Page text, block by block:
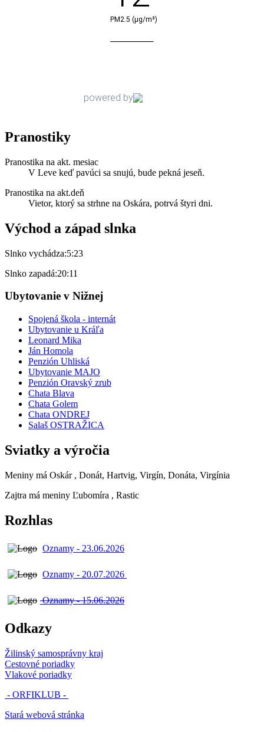
Pranostiky
Pranostika na akt. mesiac
V Leve keď pavúci sa snujú, bude pekná jeseň.
Pranostika na akt.deň
Vietor, ktorý sa strhne na Oskára, potrvá štyri dni.
Východ a západ slnka
Slnko vychádza:5:23
Slnko zapadá:20:11
Ubytovanie v Nižnej
Spojená škola - internát
Ubytovanie u Kráľa
Leonard Mika
Ján Homola
Penzión Uhliská
Ubytovanie MAJO
Penzión Oravský zrub
Chata Blava
Chata Golem
Chata ONDREJ
Salaš OSTRAŽICA
Sviatky a výročia
Meniny má Oskár , Donát, Hartvig, Virgín, Donáta, Virgínia
Zajtra má meniny Ľubomíra , Rastic
Rozhlas
Oznamy - 23.06.2026
Oznamy - 20.07.2026
Oznamy - 15.06.2026
Odkazy
Žilinský samosprávny kraj
Cestovné poriadky
Vlakové poriadky
- ORFIKLUB -
Stará webová stránka